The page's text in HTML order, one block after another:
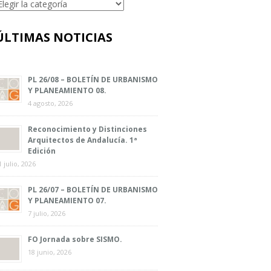
NOTICIAS
PL 26/08 – BOLETÍN DE URBANISMO
Y PLANEAMIENTO 08.
4 agosto, 2026
Reconocimiento y Distinciones
Arquitectos de Andalucía. 1ª
Edición
julio, 2026
PL 26/07 – BOLETÍN DE URBANISMO
Y PLANEAMIENTO 07.
7 julio, 2026
FO Jornada sobre SISMO.
18 junio, 2026